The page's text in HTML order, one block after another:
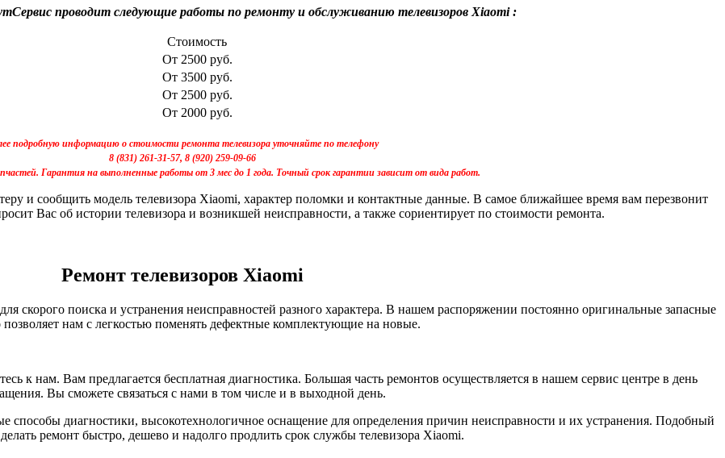
проводит следующие работы по ремонту и обслуживанию телевизоров Xiaomi :
Стоимость
От 2500 руб.
От 3500 руб.
От 2500 руб.
От 2000 руб.
подробную информацию о стоимости ремонта телевизора уточняйте по телефону
8 (831) 261-31-57, 8 (920) 259-09-66
Гарантия на выполненные работы от 3 мес до 1 года. Точный срок гарантии зависит от вида работ.
и сообщить модель телевизора Xiaomi, характер поломки и контактные данные. В самое ближайшее время вам перезвонит
Вас об истории телевизора и возникшей неисправности, а также сориентирует по стоимости ремонта.
Ремонт телевизоров Xiaomi
поиска и устранения неисправностей разного характера. В нашем распоряжении постоянно оригинальные запасные
позволяет нам с легкостью поменять дефектные комплектующие на новые.
нам. Вам предлагается бесплатная диагностика. Большая часть ремонтов осуществляется в нашем сервис центре в день
Вы сможете связаться с нами в том числе и в выходной день.
диагностики, высокотехнологичное оснащение для определения причин неисправности и их устранения. Подобный
ремонт быстро, дешево и надолго продлить срок службы телевизора Xiaomi.